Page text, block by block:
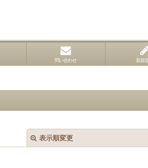
問い合わせ 新規
表示順変更